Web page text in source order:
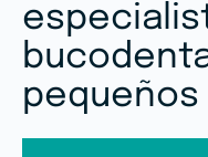
pequeños